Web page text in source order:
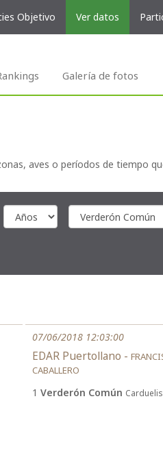
Objetivo Ver datos
Galería de fotos
aves o períodos de tiempo
07/06/2018 12:03:00
EDAR Puertollano -
CABALLERO
1 Verderón Común